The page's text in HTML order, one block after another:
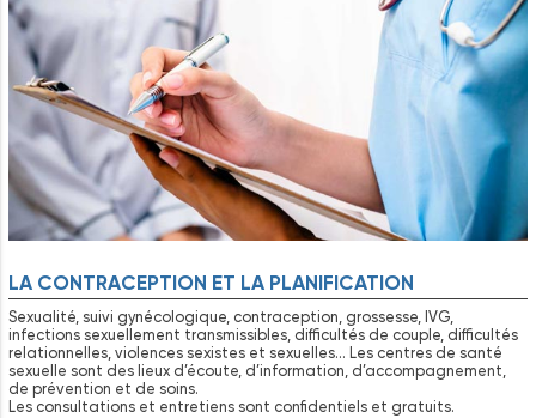
LA CONTRACEPTION ET LA PLANIFICATION
Sexualité, suivi gynécologique, contraception, grossesse, IVG,
infections sexuellement transmissibles, difficultés de couple, difficultés
relationnelles, violences sexistes et sexuelles… Les centres de santé
sexuelle sont des lieux d’écoute, d’information, d’accompagnement,
de prévention et de soins.
Les consultations et entretiens sont confidentiels et gratuits.